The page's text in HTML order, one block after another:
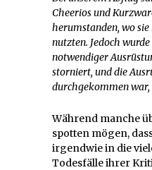
Cheerios und
herumstanden, wo
nutzten. Jedoch
notwendiger
storniert, und die
durchgekommen
Während manche
spotten mögen,
irgendwie in die
Todesfälle ihrer